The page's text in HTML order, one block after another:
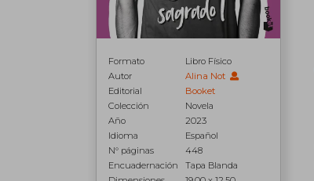
Formato
Libro Físico
Autor
Alina Not
Editorial
Booket
Colección
Novela
Año
2023
Idioma
Español
N° páginas
448
Encuadernación
Tapa Blanda